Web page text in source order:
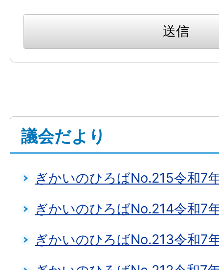
議会だより
ぎかいのひろばNo.215令和7
ぎかいのひろばNo.214令和7
ぎかいのひろばNo.213令和7